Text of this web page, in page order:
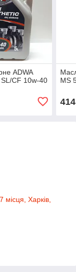
ADWA
CF 10w-40
MS
414
Харків,